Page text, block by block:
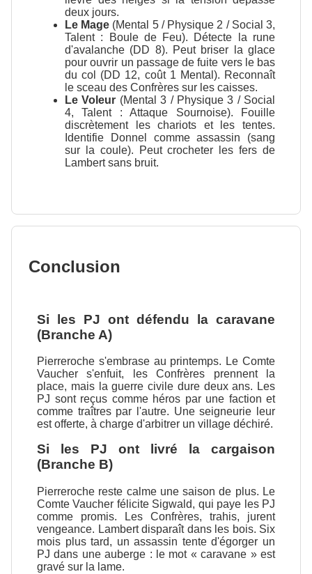
deux jours.
Le Mage (Mental 5 / Physique 2 / Social 3,
Talent : Boule de Feu). Détecte la rune
d'avalanche (DD 8). Peut briser la glace
pour ouvrir un passage de fuite vers le bas
du col (DD 12, coût 1 Mental). Reconnaît
le sceau des Confrères sur les caisses.
Le Voleur (Mental 3 / Physique 3 / Social
4, Talent : Attaque Sournoise). Fouille
discrètement les chariots et les tentes.
Identifie Donnel comme assassin (sang
sur la coule). Peut crocheter les fers de
Lambert sans bruit.
Conclusion
Si les PJ ont défendu la caravane
(Branche A)
Pierreroche s'embrase au printemps. Le Comte
Vaucher s'enfuit, les Confrères prennent la
place, mais la guerre civile dure deux ans. Les
PJ sont reçus comme héros par une faction et
comme traîtres par l'autre. Une seigneurie leur
est offerte, à charge d'arbitrer un village déchiré.
Si les PJ ont livré la cargaison
(Branche B)
Pierreroche reste calme une saison de plus. Le
Comte Vaucher félicite Sigwald, qui paye les PJ
comme promis. Les Confrères, trahis, jurent
vengeance. Lambert disparaît dans les bois. Six
mois plus tard, un assassin tente d'égorger un
PJ dans une auberge : le mot « caravane » est
gravé sur la lame.